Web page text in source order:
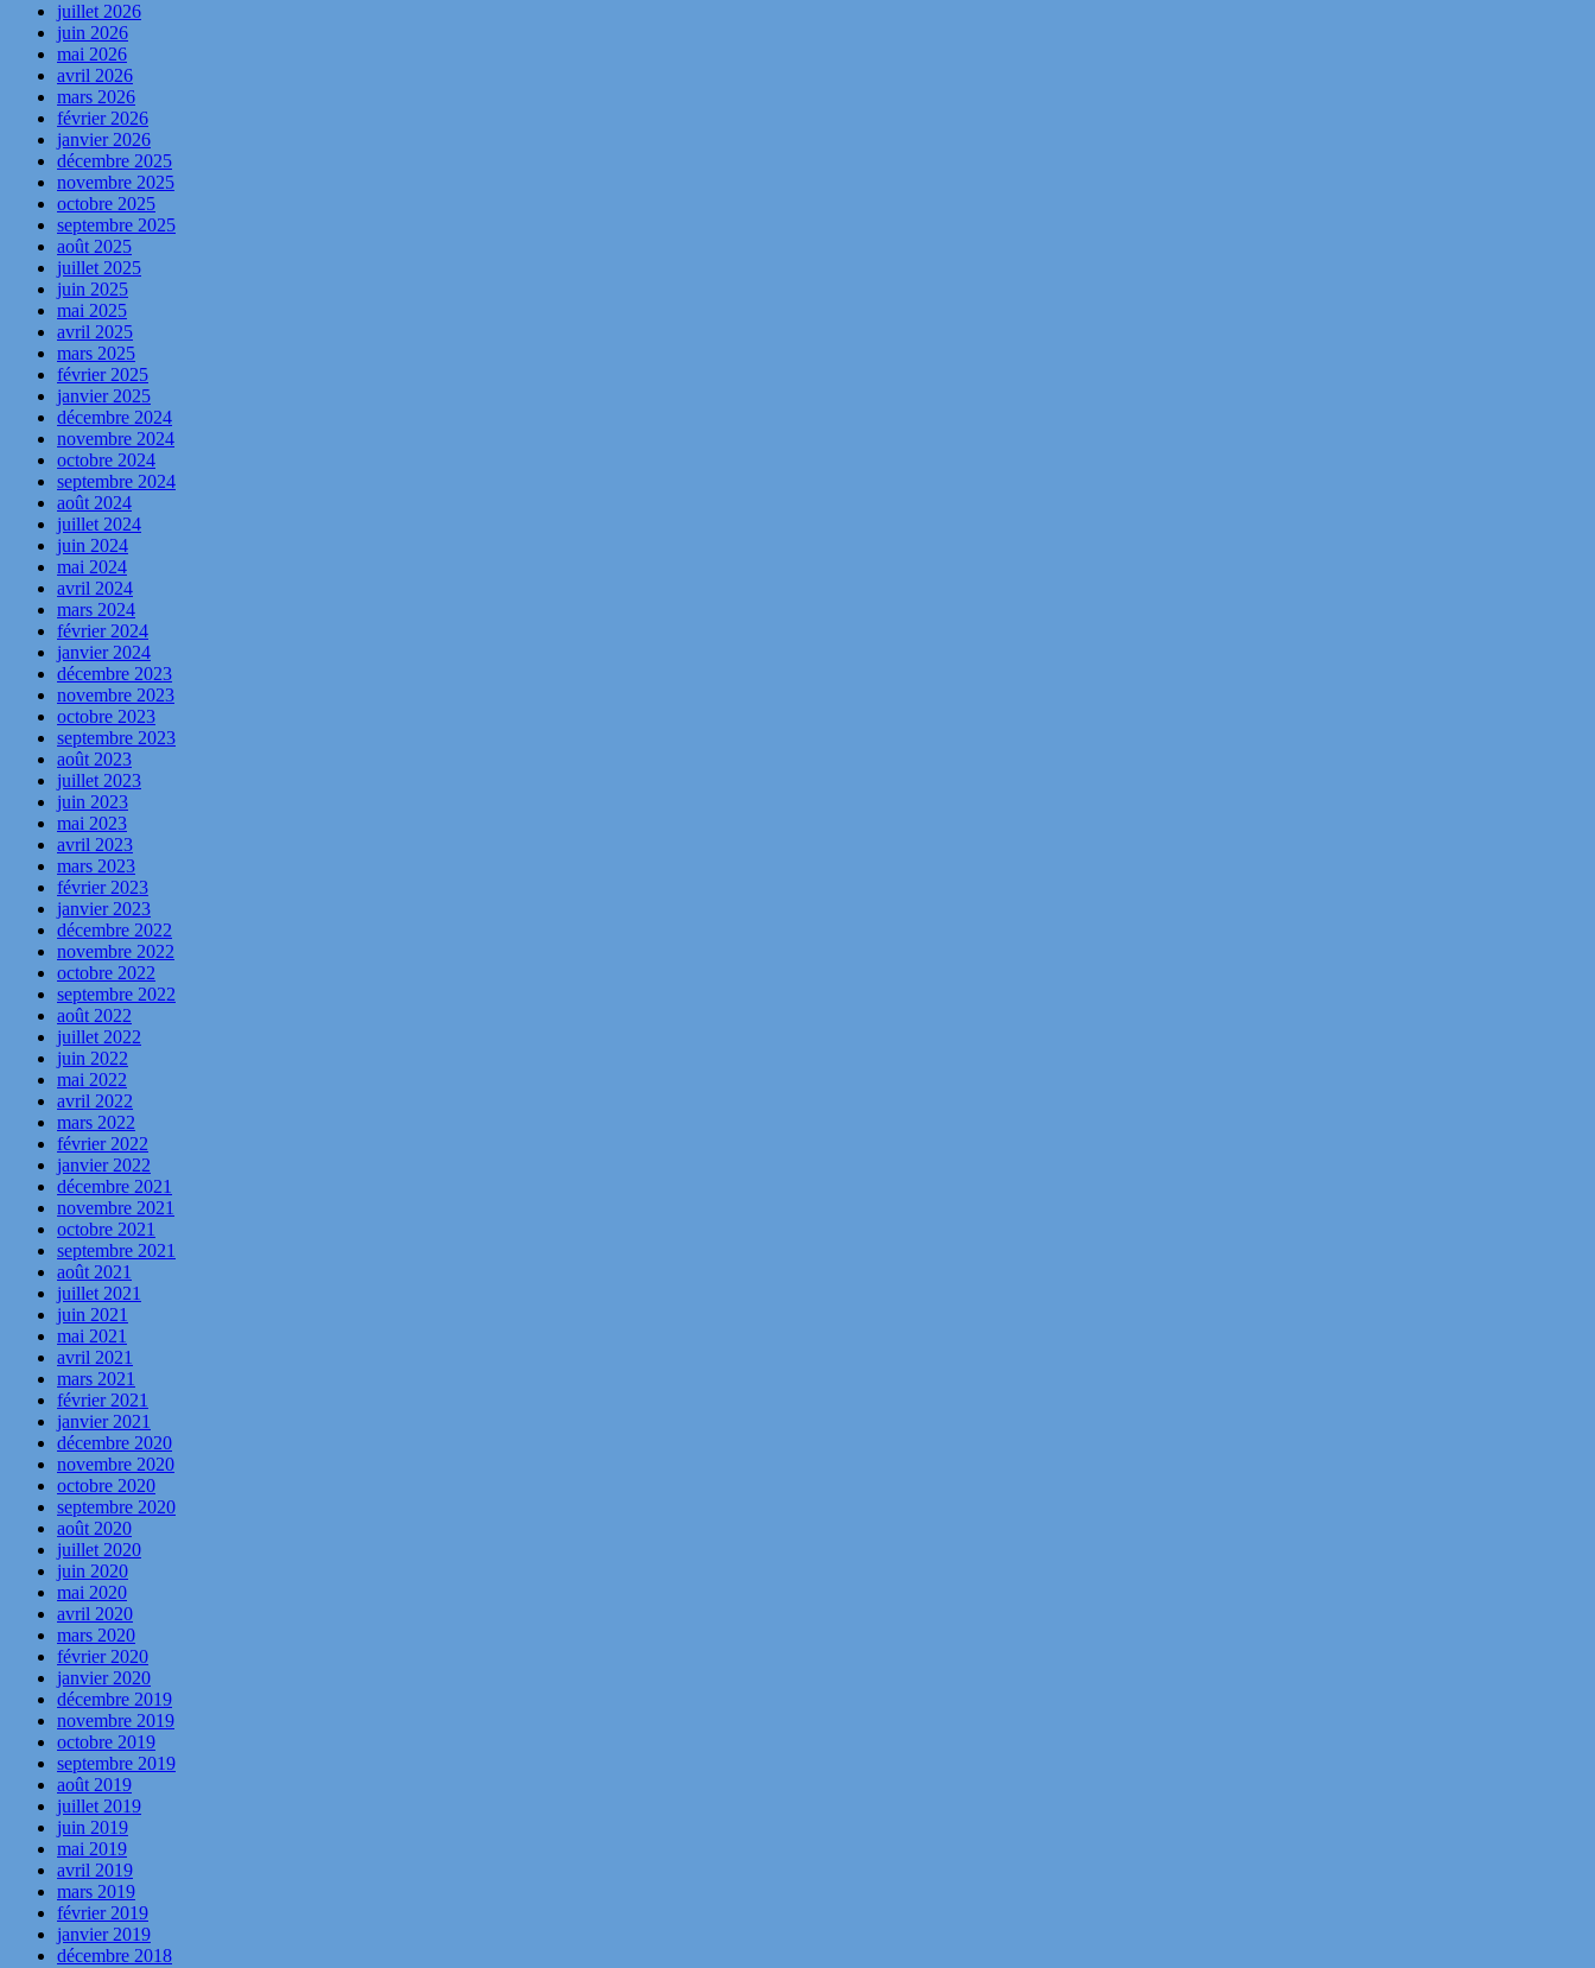
juillet 2026
juin 2026
mai 2026
avril 2026
mars 2026
février 2026
janvier 2026
décembre 2025
novembre 2025
octobre 2025
septembre 2025
août 2025
juillet 2025
juin 2025
mai 2025
avril 2025
mars 2025
février 2025
janvier 2025
décembre 2024
novembre 2024
octobre 2024
septembre 2024
août 2024
juillet 2024
juin 2024
mai 2024
avril 2024
mars 2024
février 2024
janvier 2024
décembre 2023
novembre 2023
octobre 2023
septembre 2023
août 2023
juillet 2023
juin 2023
mai 2023
avril 2023
mars 2023
février 2023
janvier 2023
décembre 2022
novembre 2022
octobre 2022
septembre 2022
août 2022
juillet 2022
juin 2022
mai 2022
avril 2022
mars 2022
février 2022
janvier 2022
décembre 2021
novembre 2021
octobre 2021
septembre 2021
août 2021
juillet 2021
juin 2021
mai 2021
avril 2021
mars 2021
février 2021
janvier 2021
décembre 2020
novembre 2020
octobre 2020
septembre 2020
août 2020
juillet 2020
juin 2020
mai 2020
avril 2020
mars 2020
février 2020
janvier 2020
décembre 2019
novembre 2019
octobre 2019
septembre 2019
août 2019
juillet 2019
juin 2019
mai 2019
avril 2019
mars 2019
février 2019
janvier 2019
décembre 2018